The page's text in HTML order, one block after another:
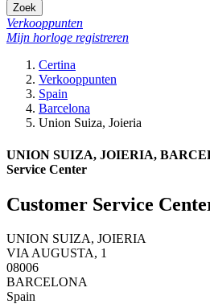
Zoek
Verkooppunten
Mijn horloge registreren
Certina
Verkooppunten
Spain
Barcelona
Union Suiza, Joieria
UNION SUIZA, JOIERIA,
Service Center
Customer Service
UNION SUIZA, JOIERIA
VIA AUGUSTA, 1
08006
BARCELONA
Spain